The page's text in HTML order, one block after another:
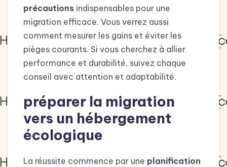
précautions indispensables pour une
migration efficace. Vous verrez aussi
comment mesurer les gains et éviter les
pièges courants. Si vous cherchez à allier
performance et durabilité, suivez chaque
conseil avec attention et adaptabilité.
préparer la migration
vers un hébergement
écologique
La réussite commence par une planification